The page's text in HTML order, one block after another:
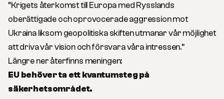
”Krigets återkomst till Europa med Rysslands
oberättigade och oprovocerade aggression mot
Ukraina liksom geopolitiska skiften utmanar vår möjlighet
att driva vår vision och försvara våra intressen.”
Längre ner återfinns meningen:
EU behöver ta ett kvantumsteg på
säkerhetsområdet.